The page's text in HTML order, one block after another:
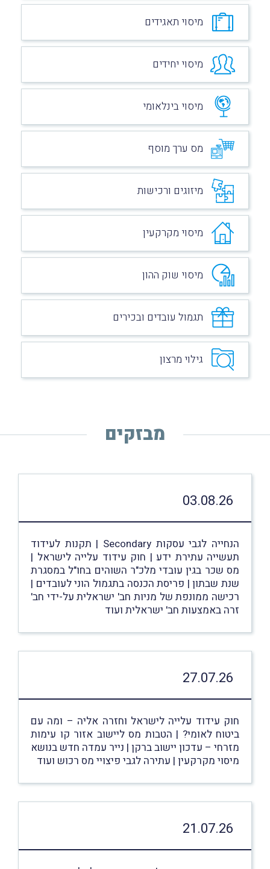
מיסוי תאגידים
מיסוי יחידים
מיסוי בינלאומי
מס ערך מוסף
מיזוגים ורכישות
מיסוי מקרקעין
מיסוי שוק ההון
תגמול עובדים ובכירים
גילוי מרצון
מבזקים
03.08.26
הנחייה לגבי עסקות Secondary | תקנות לעידוד
תעשייה עתירת ידע | חוק עידוד עלייה לישראל |
מס שכר בגין עובדי מלכ"ר השוהים בחו"ל במסגרת
שנת שבתון | פריסת הכנסה בתגמול הוני לעובדים |
רכישה ממונפת של מניות חב' ישראלית על-ידי חב'
זרה באמצעות חב' ישראלית ועוד
27.07.26
חוק עידוד עלייה לישראל וחזרה אליה – ומה עם
ביטוח לאומי? | הטבות מס ליישוב אזור קו עימות
מזרחי – עדכון יישוב ברקן | נייר עמדה חדש בנושא
מיסוי מקרקעין | עתירה לגבי פיצויי מס רכוש ועוד
21.07.26